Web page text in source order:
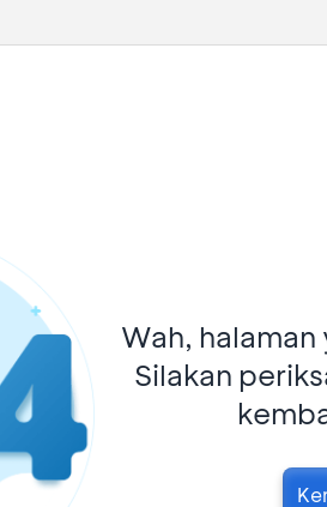
Wah,
Silakan